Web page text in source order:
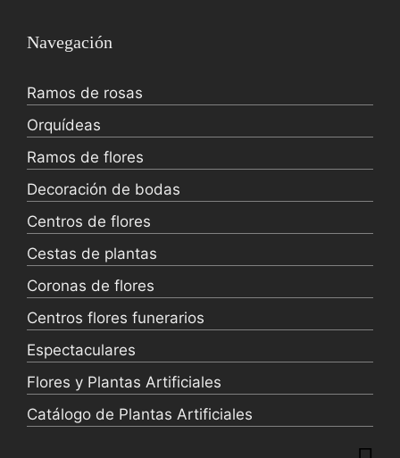
Navegación
Ramos de rosas
Orquídeas
Ramos de flores
Decoración de bodas
Centros de flores
Cestas de plantas
Coronas de flores
Centros flores funerarios
Espectaculares
Flores y Plantas Artificiales
Catálogo de Plantas Artificiales